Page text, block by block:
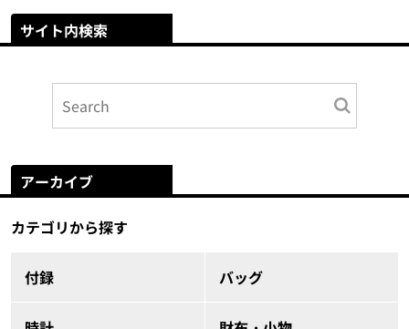
サイト内検索
アーカイブ
カテゴリから探す
付録 バッグ